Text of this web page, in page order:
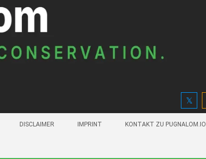
DISCLAIMER IMPRINT KONTAKT ZU PUGNALOM.IO